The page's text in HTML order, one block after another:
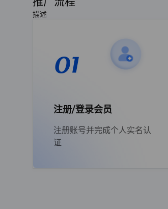
描述
01
注册/登录会员
注册账号并完成个人实名认
证